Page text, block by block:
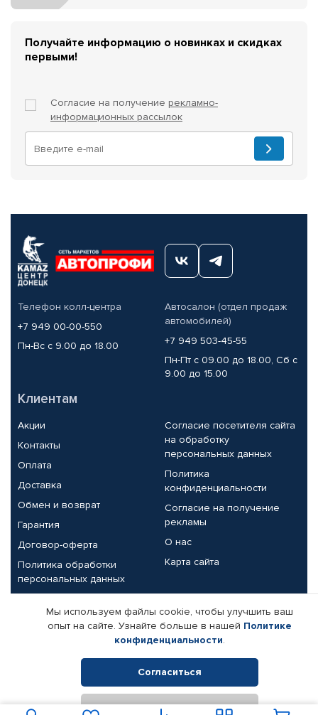
Получайте информацию о новинках и скидках
первыми!
Согласие на получение рекламно-
информационных рассылок
Телефон колл-центра
+7 949 00-00-550
Пн-Вс с 9.00 до 18.00
Автосалон (отдел продаж
автомобилей)
+7 949 503-45-55
Пн-Пт с 09.00 до 18.00, Сб с
9.00 до 15.00
Клиентам
Акции
Контакты
Оплата
Доставка
Обмен и возврат
Гарантия
Договор-оферта
Политика обработки
персональных данных
Согласие посетителя сайта
на обработку
персональных данных
Политика
конфиденциальности
Согласие на получение
рекламы
О нас
Карта сайта
Партнерам
Корпоративным клиентам
Поставщикам
Реквизиты компании
© КАМАЗ ЦЕНТР ДОНЕЦК, 2015-2026. Все права защищены.
Мы используем файлы cookie, чтобы улучшить ваш
опыт на сайте. Узнайте больше в нашей Политике
конфиденциальности.
Согласиться
Отклонить